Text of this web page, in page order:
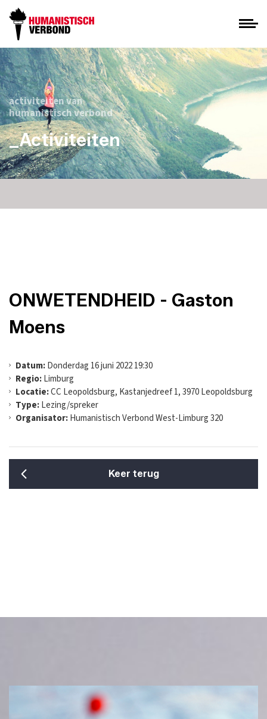
activiteiten van
humanistisch verbond
_Activiteiten
ONWETENDHEID - Gaston
Moens
Datum:Donderdag 16 juni 2022 19:30
Regio:Limburg
Locatie:CC Leopoldsburg, Kastanjedreef 1, 3970 Leopoldsburg
Type:Lezing/spreker
Organisator:Humanistisch Verbond West-Limburg 320
Keer terug